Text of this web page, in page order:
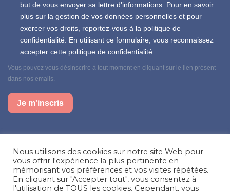
but de vous envoyer sa lettre d'informations. Pour en savoir
plus sur la gestion de vos données personnelles et pour
exercer vos droits, reportez-vous à la politique de
confidentialité. En utilisant ce formulaire, vous reconnaissez
accepter cette politique de confidentialité.
Vous pouvez vous désinscrire à tout moment en cliquant sur le lien présent
dans nos emails.
Je m'inscris
Facebook
Instagram
LinkedIn
Besoin d’aide, une question ?
Nous utilisons des cookies sur notre site Web pour
vous offrir l'expérience la plus pertinente en
mémorisant vos préférences et vos visites répétées.
En cliquant sur "Accepter tout", vous consentez à
l'utilisation de TOUS les cookies. Cependant, vous